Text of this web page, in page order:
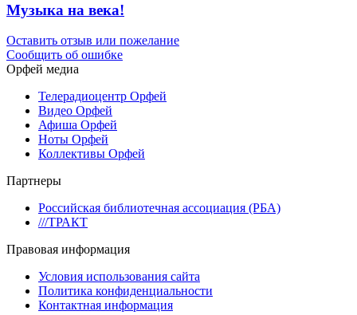
Музыка на века!
Оставить отзыв или пожелание
Сообщить об ошибке
Орфей медиа
Телерадиоцентр Орфей
Видео Орфей
Афиша Орфей
Ноты Орфей
Коллективы Орфей
Партнеры
Российская библиотечная ассоциация (РБА)
///ТРАКТ
Правовая информация
Условия использования сайта
Политика конфиденциальности
Контактная информация